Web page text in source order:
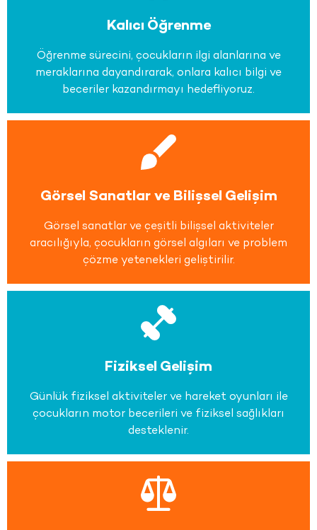
Kalıcı Öğrenme
Öğrenme sürecini, çocukların ilgi alanlarına ve
meraklarına dayandırarak, onlara kalıcı bilgi ve
beceriler kazandırmayı hedefliyoruz.
Görsel Sanatlar ve Bilişsel Gelişim
Görsel sanatlar ve çeşitli bilişsel aktiviteler
aracılığıyla, çocukların görsel algıları ve problem
çözme yetenekleri geliştirilir.
Fiziksel Gelişim
Günlük fiziksel aktiviteler ve hareket oyunları ile
çocukların motor becerileri ve fiziksel sağlıkları
desteklenir.